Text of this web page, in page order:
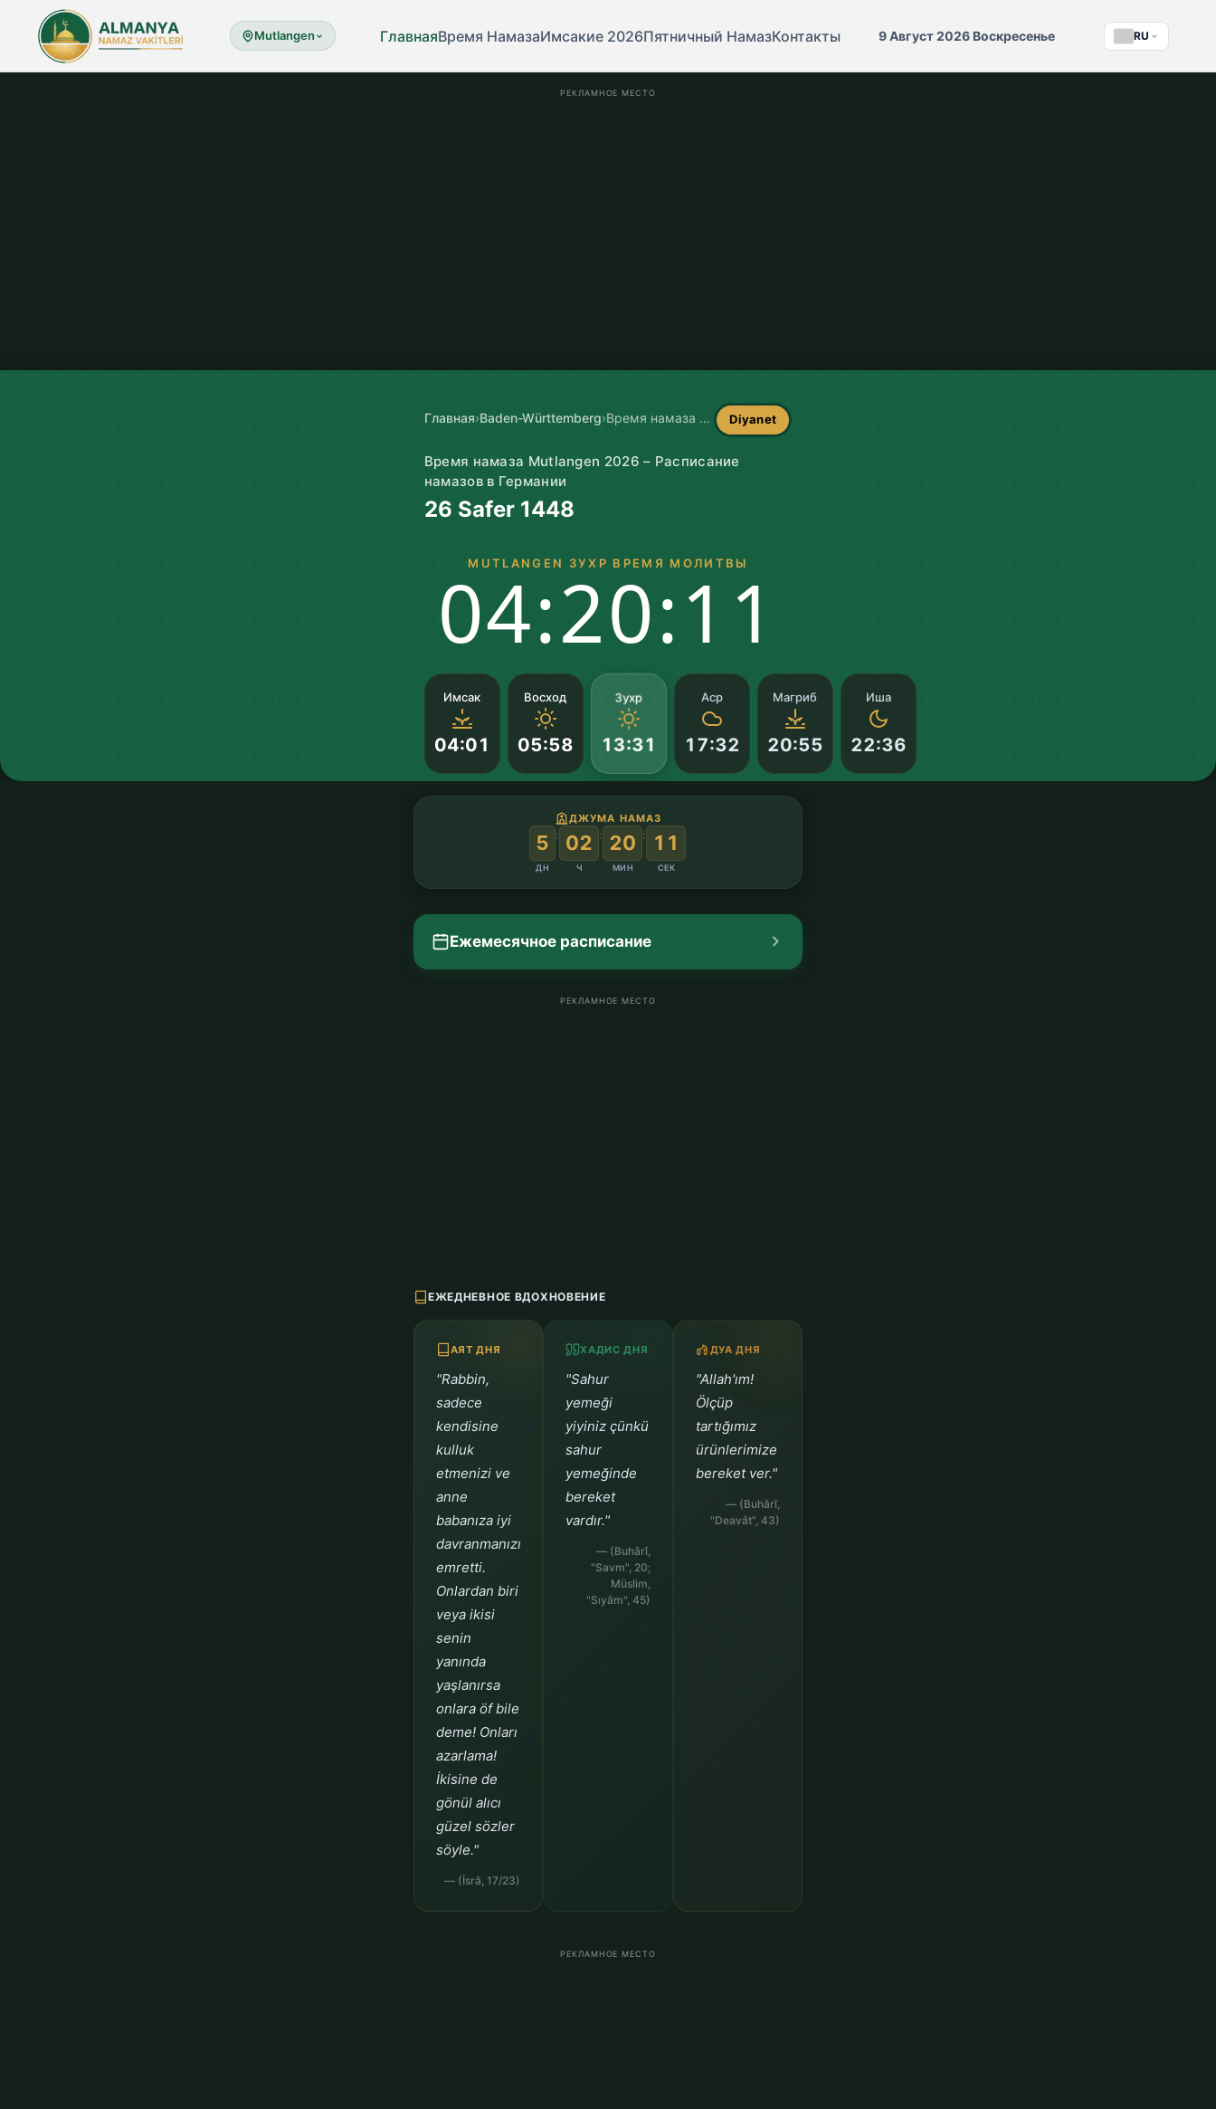
Mutlangen ГлавнаяВремя НамазаИмсакие 2026Пятничный НамазКонтакты 9 Август 2026 Воскресенье RU
РЕКЛАМНОЕ МЕСТО
Главная›Baden-Württemberg› Время намаза в Mutlangen Diyanet
Время намаза Mutlangen 2026 – Расписание
намазов в Германии
26 Safer 1448
MUTLANGEN ЗУХР ВРЕМЯ МОЛИТВЫ
04:20:10
Имсак
04:01
Восход
05:58
Зухр
13:31
Аср
17:32
Магриб
20:55
Иша
22:36
ДЖУМА НАМАЗ
5
ДН
: 02
Ч
: 20
МИН
: 10
СЕК
Ежемесячное расписание
РЕКЛАМНОЕ МЕСТО
ЕЖЕДНЕВНОЕ ВДОХНОВЕНИЕ
АЯТ ДНЯ
"Rabbin,
sadece
kendisine
kulluk
etmenizi ve
anne
babanıza iyi
davranmanızı
emretti.
Onlardan biri
veya ikisi
senin
yanında
yaşlanırsa
onlara öf bile
deme! Onları
azarlama!
İkisine de
gönül alıcı
güzel sözler
söyle."
— (İsrâ, 17/23)
ХАДИС ДНЯ
"Sahur
yemeği
yiyiniz çünkü
sahur
yemeğinde
bereket
vardır."
— (Buhârî,
"Savm", 20;
Müslim,
"Sıyâm", 45)
ДУА ДНЯ
"Allah'ım!
Ölçüp
tartığımız
ürünlerimize
bereket ver."
— (Buhârî,
"Deavât", 43)
РЕКЛАМНОЕ МЕСТО